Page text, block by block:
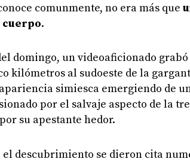
comunmente, no era más que
cuerpo.
domingo, un videoaficionado
kilómetros al sudoeste de la
simiesca emergiendo de
por el salvaje aspecto de la
su apestante hedor.
descubrimiento se dieron cita